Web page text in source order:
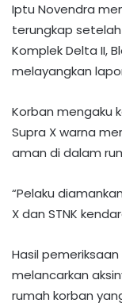
Iptu Novendra
terungkap setelah
Komplek Delta II,
melayangkan
Korban mengaku
Supra X warna
aman di dalam
“Pelaku
X dan STNK
Hasil
melancarkan
rumah korban